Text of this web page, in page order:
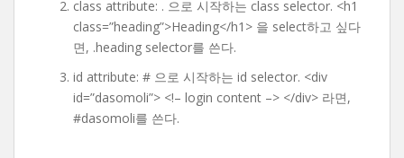
class attribute: . 으로 시작하는 class selector. <h1
class=”heading”>Heading</h1> 을 select하고 싶다
면, .heading selector를 쓴다.
id attribute: # 으로 시작하는 id selector. <div
id=”dasomoli”> <!– login content –> </div> 라면,
#dasomoli를 쓴다.